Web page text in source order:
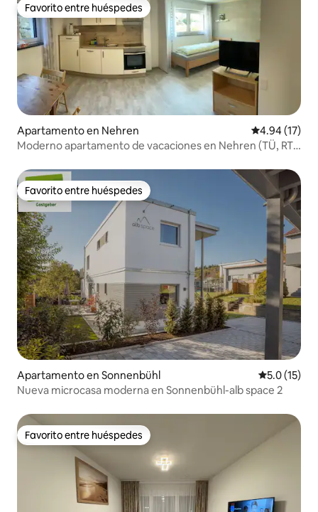
Favorito entre huéspedes
Favorito entre huéspedes
Apartamento en Nehren Calificación
4.94 (17)
Moderno apartamento de vacaciones en Nehren (TÜ, RT,
Favorito entre huéspedes
Favorito entre huéspedes
Apartamento en Sonnenbühl Calificación
5.0 (15)
Nueva microcasa moderna en Sonnenbühl-alb space 2
Favorito entre huéspedes
Favorito entre huéspedes